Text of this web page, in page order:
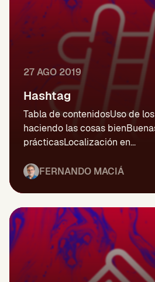
27 AGO 2019
Hashtag
Tabla de contenidosUso de
haciendo las cosas
prácticasLocalización en...
FERNANDO MACIÁ